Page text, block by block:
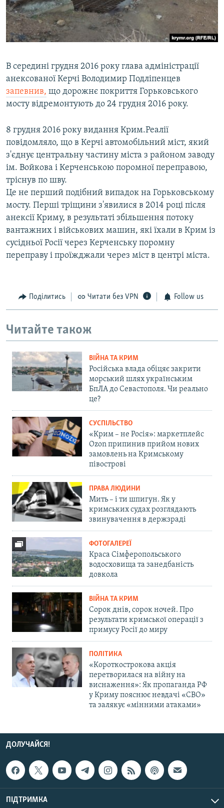
В середині грудня 2016 року глава адміністрації
анексованої Керчі Володимир Подліпенцев
запевнив, що дорожнє покриття Горьковського
мосту відремонтують до 24 грудня 2016 року.
8 грудня 2016 року видання Крим.Реалії
повідомляло, що в Керчі автомобільний міст, який
з'єднує центральну частину міста з районом заводу
ім. Войкова і Керченською поромної переправою,
тріснув по шву.
Це не перший подібний випадок на Горьковському
мосту. Перші тріщини з'явилися в 2014 році після
анексії Криму, в результаті збільшення потоку
вантажних і військових машин, які їхали в Крим із
сусідньої Росії через Керченську поромну
переправу і проїжджали через міст в центрі міста.
Поділитись Читати без VPN Follow us
Читайте також
ВІЙНА ТА КРИМ
Російська влада обіцяє закрити
морський шлях українським
БпЛА до Севастополя. Чи реально
це?
СУСПІЛЬСТВО
«Крим – не Росія»: маркетплейс
Ozon припинив прийом нових
замовлень на Кримському
півострові
ПРАВА ЛЮДИНИ
Мить – і ти шпигун. Як у
кримських судах розглядають
звинувачення в держзраді
ФОТОГАЛЕРЕЇ
Краса Сімферопольського
водосховища та занедбаність
довкола
ВІЙНА ТА КРИМ
Сорок днів, сорок ночей. Про
результати кримської операції з
примусу Росії до миру
ПОЛІТИКА
«Короткострокова акція
перетворилася на війну на
виснаження»: Як пропаганда РФ
у Криму пояснює невдачі «СВО»
та залякує «мінними атаками»
ДОЛУЧАЙСЯ!
ПІДТРИМКА